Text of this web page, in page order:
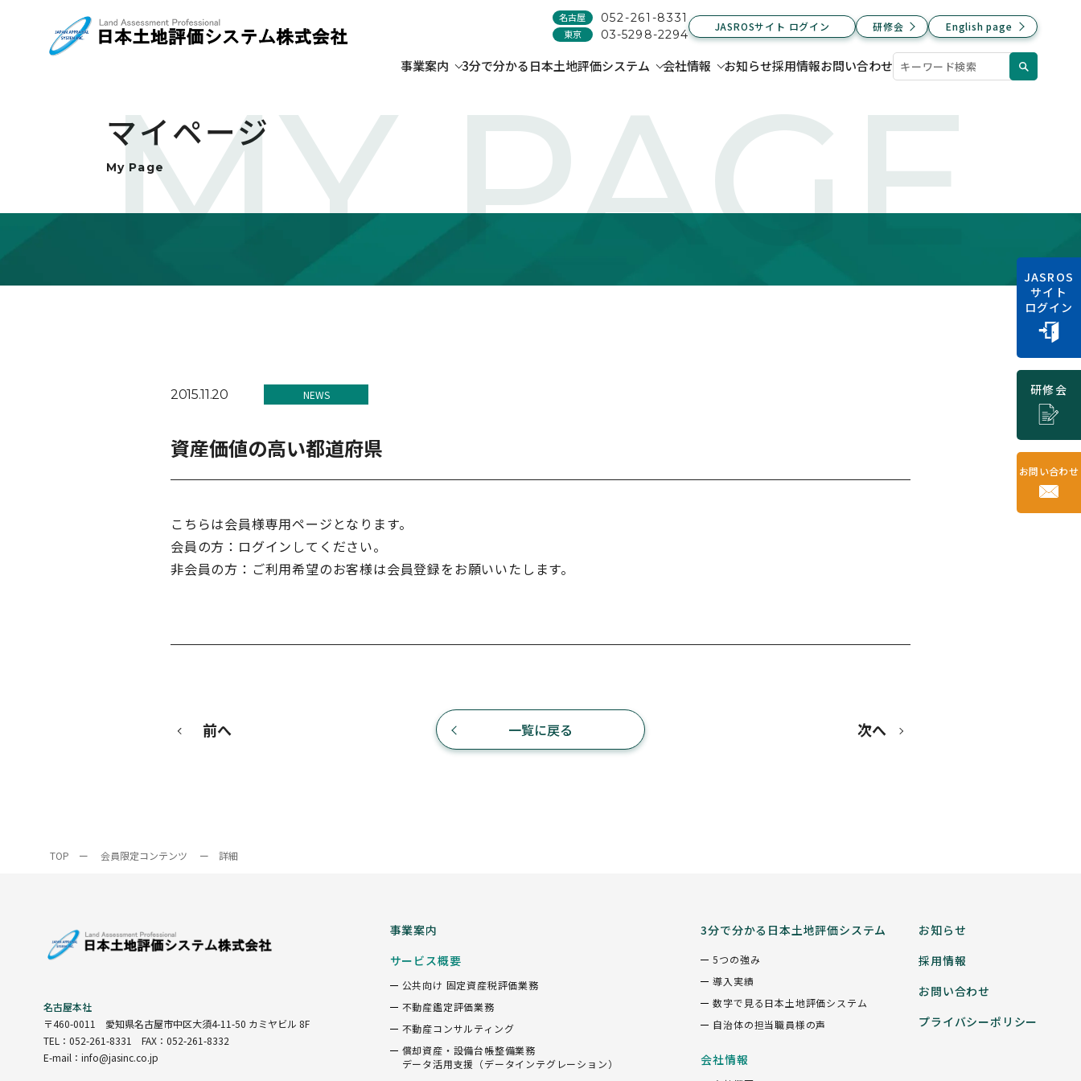
名古屋 052-261-8331
東京 03-5298-2294
JASROSサイト ログイン 研修会 English page
事業案内 3分で分かる日本土地評価システム 会社情報 お知らせ採用情報お問い合わせ
JASROS
サイト
ログイン
研修会
お問い合わせ
MY PAGE
マイページ
My Page
2015.11.20 NEWS
資産価値の高い都道府県
こちらは会員様専用ページとなります。
会員の方：ログインしてください。
非会員の方：ご利用希望のお客様は会員登録をお願いいたします。
前へ 一覧に戻る 次へ
TOP ー 会員限定コンテンツ ー 詳細
名古屋本社
〒460-0011 愛知県名古屋市中区大須4-11-50 カミヤビル 8F
TEL：052-261-8331 FAX：052-261-8332
E-mail：info@jasinc.co.jp
事業案内
サービス概要
公共向け 固定資産税評価業務
不動産鑑定評価業務
不動産コンサルティング
償却資産・設備台帳整備業務
データ活用支援（データインテグレーション）
3分で分かる日本土地評価システム
5つの強み
導入実績
数字で見る日本土地評価システム
自治体の担当職員様の声
会社情報
お知らせ
採用情報
お問い合わせ
プライバシーポリシー